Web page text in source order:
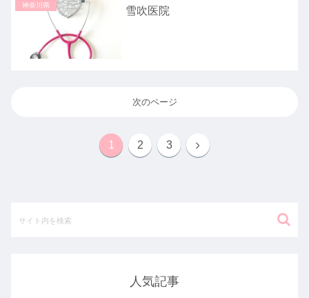
神奈川県 雪吹医院
次のページ
1 2 3
人気記事